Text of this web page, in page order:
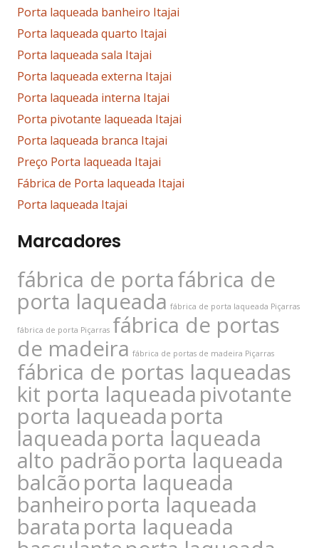
Porta laqueada banheiro Itajai
Porta laqueada quarto Itajai
Porta laqueada sala Itajai
Porta laqueada externa Itajai
Porta laqueada interna Itajai
Porta pivotante laqueada Itajai
Porta laqueada branca Itajai
Preço Porta laqueada Itajai
Fábrica de Porta laqueada Itajai
Porta laqueada Itajai
Marcadores
fábrica de portafábrica de
porta laqueada fábrica de porta laqueada Piçarras
fábrica de porta Piçarras fábrica de portas
de madeira fábrica de portas de madeira Piçarras
fábrica de portas laqueadas
kit porta laqueada pivotante
porta laqueada porta
laqueada porta laqueada
alto padrãoporta laqueada
balcãoporta laqueada
banheiroporta laqueada
barata porta laqueada